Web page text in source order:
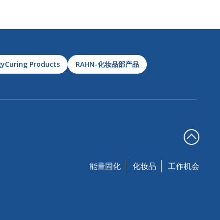
Products RAHN-化妆品部产品
能量固化 化妆品 工作机会